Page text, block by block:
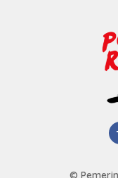
©